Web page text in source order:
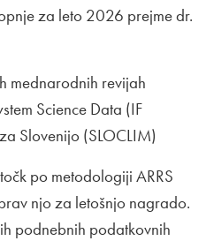
za leto 2026 prejme dr.
mednarodnih revijah
Science Data (IF
Slovenijo (SLOCLIM)
po metodologiji ARRS
njo za letošnjo nagrado.
podnebnih podatkovnih